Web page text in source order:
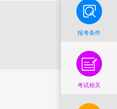
报考条件
考试相关